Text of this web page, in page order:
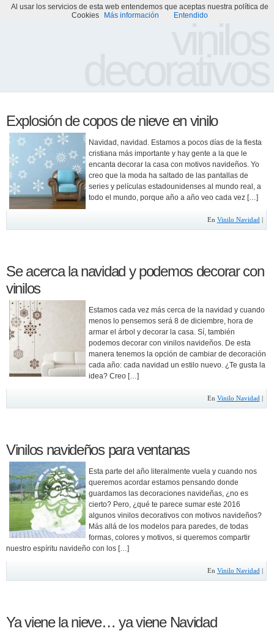
Portada Acerca de Galería de Vinilos Decorativos
Explosión de copos de nieve en vinilo
Navidad, navidad. Estamos a pocos días de la fiesta
cristiana más importante y hay gente a la que le
encanta decorar la casa con motivos navideños. Yo
creo que la moda ha saltado de las pantallas de
series y películas estadounidenses al mundo real, a
todo el mundo, porque año a año veo cada vez […]
En Vinilo Navidad
Se acerca la navidad y podemos decorar con
vinilos
Estamos cada vez más cerca de la navidad y cuando
menos lo pensemos será 8 de diciembre, hora de
armar el árbol y decorar la casa. Sí, también
podemos decorar con vinilos navideños. De esta
manera tenemos la opción de cambiar de decoración
cada año: cada navidad un estilo nuevo. ¿Te gusta la
idea? Creo […]
En Vinilo Navidad
Vinilos navideños para ventanas
Esta parte del año literalmente vuela y cuando nos
queremos acordar estamos pensando donde
guardamos las decoraciones navideñas, ¿no es
cierto? Pero, ¿qué te parece sumar este 2016
algunos vinilos decorativos con motivos navideños?
Más allá de los modelos para paredes, de todas
formas, colores y motivos, si queremos compartir
nuestro espíritu navideño con los […]
En Vinilo Navidad
Ya viene la nieve… ya viene Navidad
Al usar los servicios de esta web entendemos que aceptas nuestra política de
Cookies
Más información Entendido